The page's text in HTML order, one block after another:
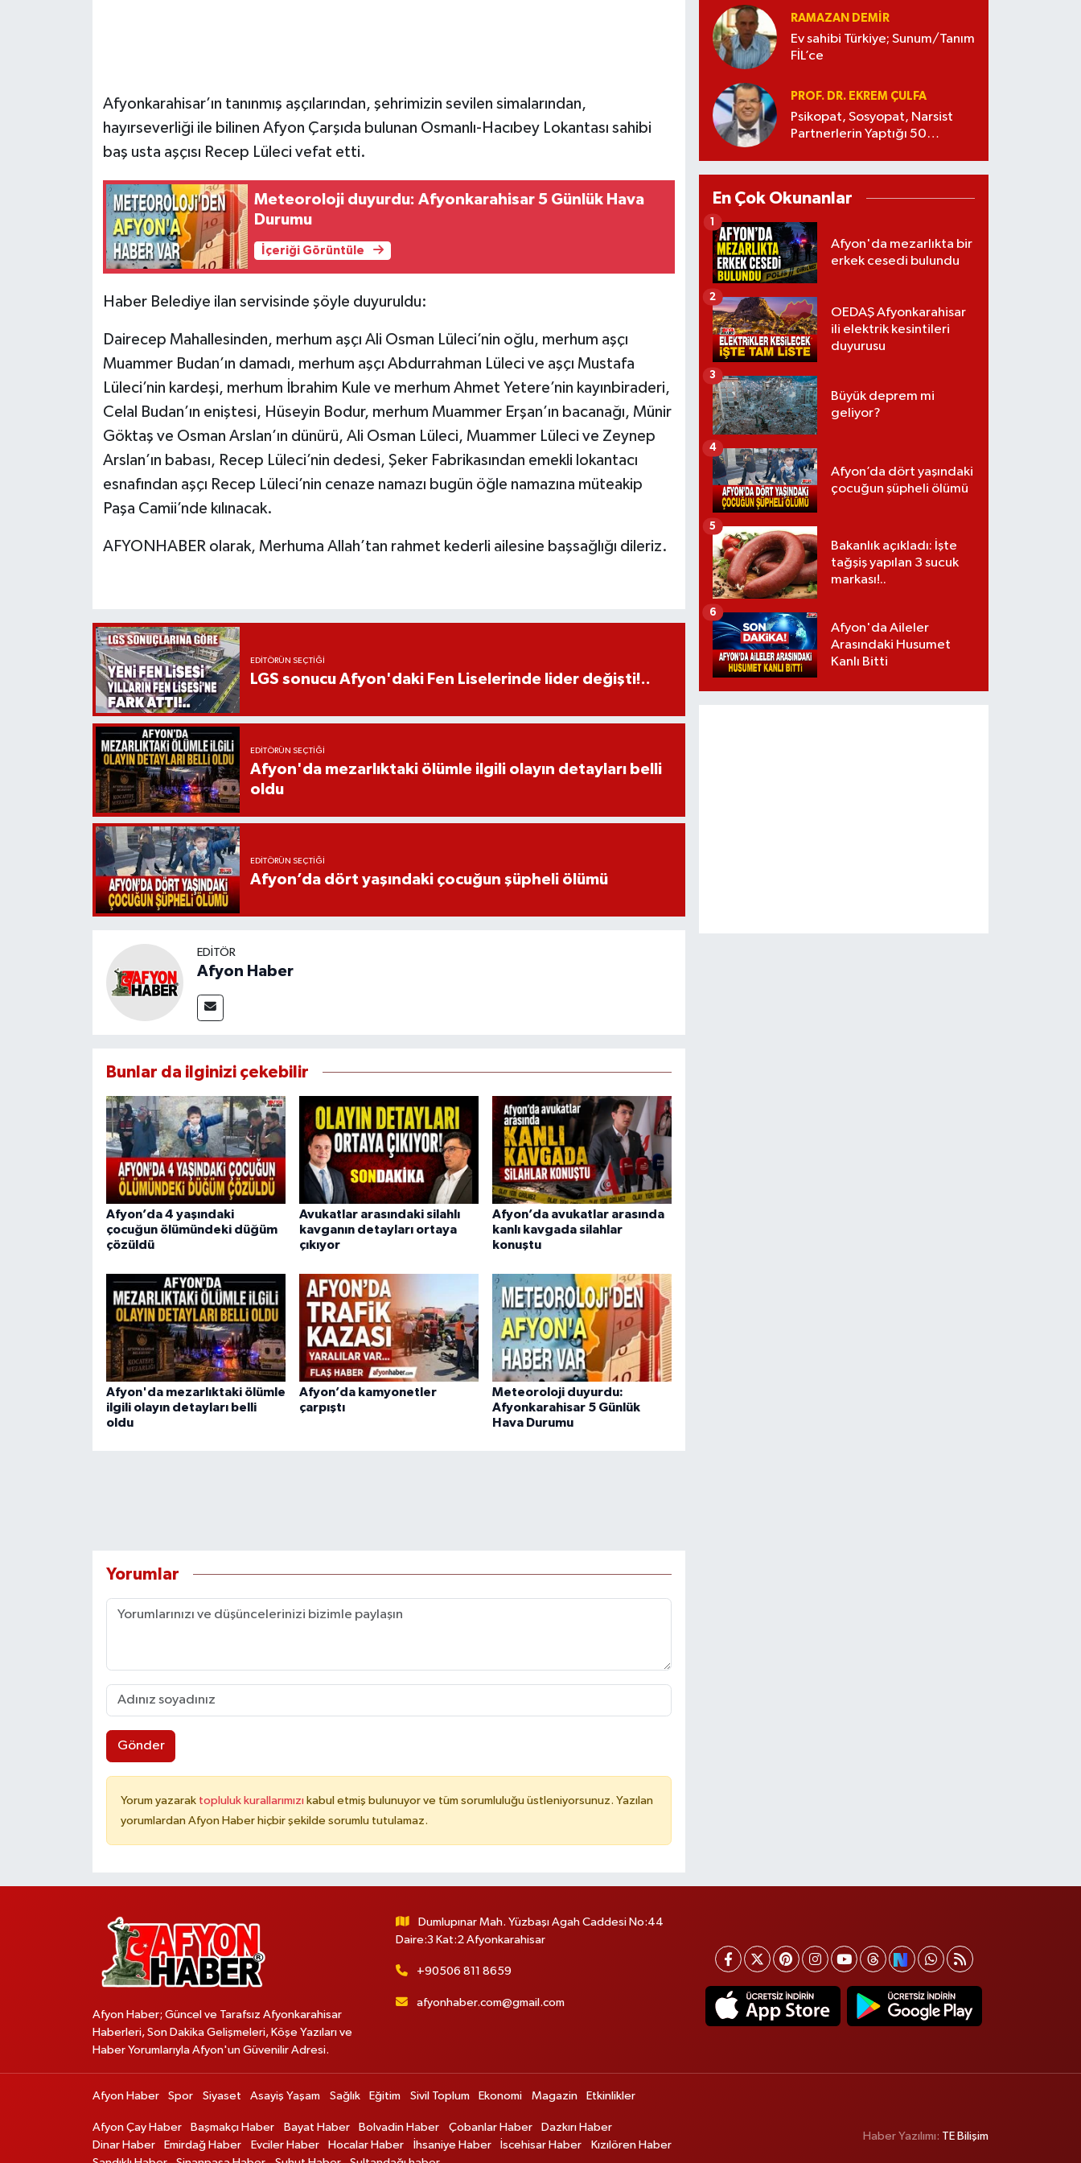
Afyonkarahisar’ın tanınmış aşçılarından, şehrimizin sevilen simalarından,
hayırseverliği ile bilinen Afyon Çarşıda bulunan Osmanlı-Hacıbey Lokantası sahibi
baş usta aşçısı Recep Lüleci vefat etti.
Meteoroloji duyurdu: Afyonkarahisar 5 Günlük Hava
Durumu
İçeriği Görüntüle
Haber Belediye ilan servisinde şöyle duyuruldu:
Dairecep Mahallesinden, merhum aşçı Ali Osman Lüleci’nin oğlu, merhum aşçı
Muammer Budan’ın damadı, merhum aşçı Abdurrahman Lüleci ve aşçı Mustafa
Lüleci’nin kardeşi, merhum İbrahim Kule ve merhum Ahmet Yetere’nin kayınbiraderi,
Celal Budan’ın eniştesi, Hüseyin Bodur, merhum Muammer Erşan’ın bacanağı, Münir
Göktaş ve Osman Arslan’ın dünürü, Ali Osman Lüleci, Muammer Lüleci ve Zeynep
Arslan’ın babası, Recep Lüleci’nin dedesi, Şeker Fabrikasından emekli lokantacı
esnafından aşçı Recep Lüleci’nin cenaze namazı bugün öğle namazına müteakip
Paşa Camii’nde kılınacak.
AFYONHABER olarak, Merhuma Allah’tan rahmet kederli ailesine başsağlığı dileriz.
EDITÖRÜN SEÇTIĞI
LGS sonucu Afyon'daki Fen Liselerinde lider değişti!..
EDITÖRÜN SEÇTIĞI
Afyon'da mezarlıktaki ölümle ilgili olayın detayları belli
oldu
EDITÖRÜN SEÇTIĞI
Afyon’da dört yaşındaki çocuğun şüpheli ölümü
EDITÖR
Afyon Haber
Bunlar da ilginizi çekebilir
Afyon’da 4 yaşındaki
çocuğun ölümündeki düğüm
çözüldü
Avukatlar arasındaki silahlı
kavganın detayları ortaya
çıkıyor
Afyon’da avukatlar arasında
kanlı kavgada silahlar
konuştu
Afyon'da mezarlıktaki ölümle
ilgili olayın detayları belli
oldu
Afyon’da kamyonetler
çarpıştı
Meteoroloji duyurdu:
Afyonkarahisar 5 Günlük
Hava Durumu
Yorumlar
Gönder
Yorum yazarak topluluk kurallarımızı kabul etmiş bulunuyor ve tüm sorumluluğu üstleniyorsunuz. Yazılan
yorumlardan Afyon Haber hiçbir şekilde sorumlu tutulamaz.
RAMAZAN DEMİR
Ev sahibi Türkiye; Sunum/Tanım
FİL’ce
PROF. DR. EKREM ÇULFA
Psikopat, Sosyopat, Narsist
Partnerlerin Yaptığı 50
En Çok Okunanlar
Afyon'da mezarlıkta bir
erkek cesedi bulundu
1
OEDAŞ Afyonkarahisar
ili elektrik kesintileri
duyurusu
2
Büyük deprem mi
geliyor?
3
Afyon’da dört yaşındaki
çocuğun şüpheli ölümü
4
Bakanlık açıkladı: İşte
tağşiş yapılan 3 sucuk
markası!..
5
Afyon'da Aileler
Arasındaki Husumet
Kanlı Bitti
6
Afyon Haber; Güncel ve Tarafsız Afyonkarahisar
Haberleri, Son Dakika Gelişmeleri, Köşe Yazıları ve
Haber Yorumlarıyla Afyon'un Güvenilir Adresi.
Dumlupınar Mah. Yüzbaşı Agah Caddesi No:44
Daire:3 Kat:2 Afyonkarahisar
+90506 811 8659
afyonhaber.com@gmail.com
Afyon Haber Spor Siyaset Asayiş Yaşam Sağlık Eğitim Sivil Toplum Ekonomi Magazin Etkinlikler
Afyon Çay Haber Başmakçı Haber Bayat Haber Bolvadin Haber Çobanlar Haber
Dazkırı Haber
Dinar Haber
Emirdağ Haber Evciler Haber Hocalar Haber İhsaniye Haber İscehisar Haber
Kızılören Haber
Haber Yazılımı: TE Bilişim